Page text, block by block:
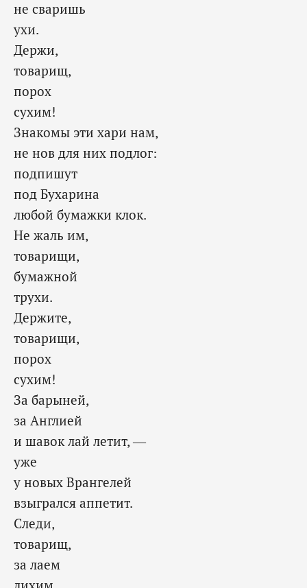
не сваришь
ухи.
Держи,
товарищ,
порох
сухим!
Знакомы эти хари нам,
не нов для них подлог:
подпишут
под Бухарина
любой бумажки клок.
Не жаль им,
товарищи,
бумажной
трухи.
Держите,
товарищи,
порох
сухим!
За барыней,
за Англией
и шавок лай летит, —
уже
у новых Врангелей
взыгрался аппетит.
Следи,
товарищ,
за лаем